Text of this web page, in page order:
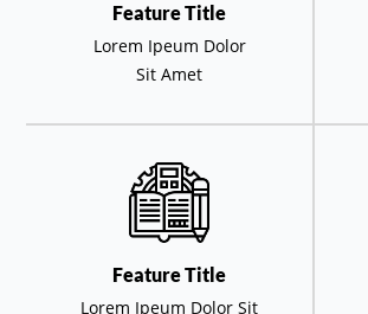
Feature Title
Lorem Ipeum Dolor
Sit Amet
Feature Title
Lorem Ipeum Dolor Sit